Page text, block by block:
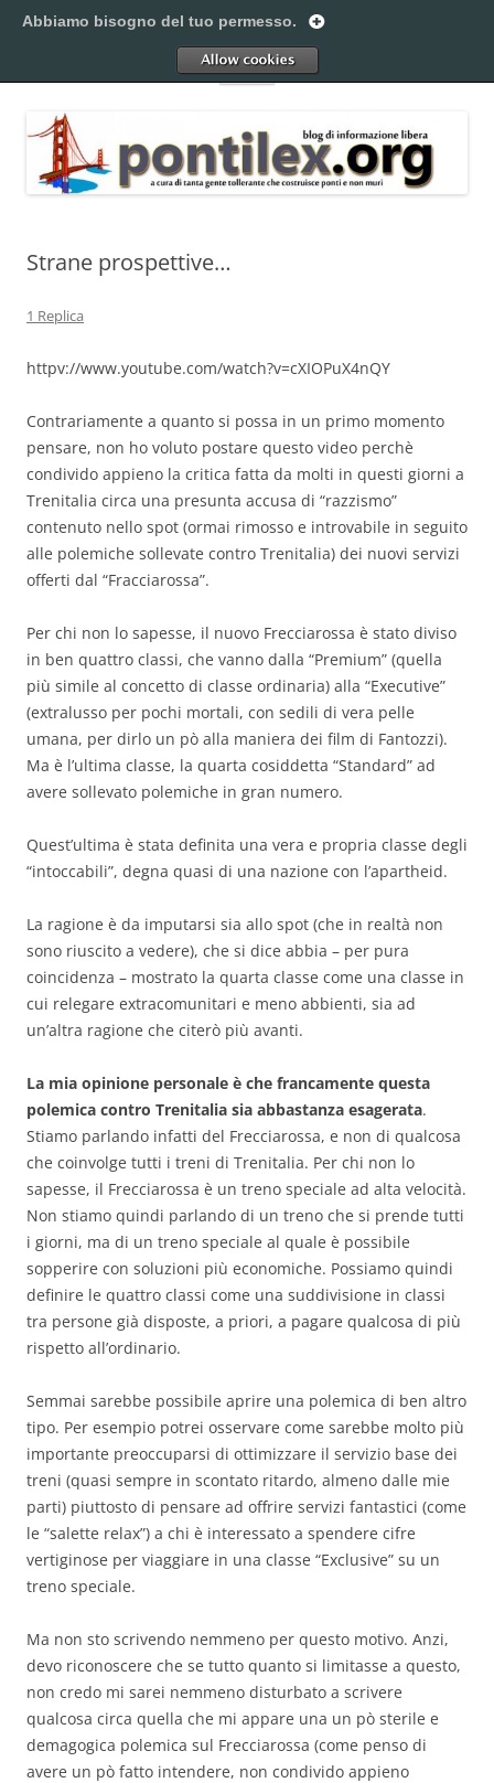
al
Pontilex
Menu
Strane prospettive…
1 Replica
httpv://www.youtube.com/watch?v=cXIOPuX4nQY
Contrariamente a quanto si possa in un primo momento
pensare, non ho voluto postare questo video perchè
condivido appieno la critica fatta da molti in questi giorni a
Trenitalia circa una presunta accusa di “razzismo”
contenuto nello spot (ormai rimosso e introvabile in seguito
alle polemiche sollevate contro Trenitalia) dei nuovi servizi
offerti dal “Fracciarossa”.
Per chi non lo sapesse, il nuovo Frecciarossa è stato diviso
in ben quattro classi, che vanno dalla “Premium” (quella
più simile al concetto di classe ordinaria) alla “Executive”
(extralusso per pochi mortali, con sedili di vera pelle
umana, per dirlo un pò alla maniera dei film di Fantozzi).
Ma è l’ultima classe, la quarta cosiddetta “Standard” ad
avere sollevato polemiche in gran numero.
Quest’ultima è stata definita una vera e propria classe degli
“intoccabili”, degna quasi di una nazione con l’apartheid.
La ragione è da imputarsi sia allo spot (che in realtà non
sono riuscito a vedere), che si dice abbia – per pura
coincidenza – mostrato la quarta classe come una classe in
cui relegare extracomunitari e meno abbienti, sia ad
un’altra ragione che citerò più avanti.
La mia opinione personale è che francamente questa
polemica contro Trenitalia sia abbastanza esagerata.
Stiamo parlando infatti del Frecciarossa, e non di qualcosa
che coinvolge tutti i treni di Trenitalia. Per chi non lo
sapesse, il Frecciarossa è un treno speciale ad alta velocità.
Non stiamo quindi parlando di un treno che si prende tutti
i giorni, ma di un treno speciale al quale è possibile
sopperire con soluzioni più economiche. Possiamo quindi
definire le quattro classi come una suddivisione in classi
tra persone già disposte, a priori, a pagare qualcosa di più
rispetto all’ordinario.
Semmai sarebbe possibile aprire una polemica di ben altro
tipo. Per esempio potrei osservare come sarebbe molto più
importante preoccuparsi di ottimizzare il servizio base dei
treni (quasi sempre in scontato ritardo, almeno dalle mie
parti) piuttosto di pensare ad offrire servizi fantastici (come
le “salette relax”) a chi è interessato a spendere cifre
vertiginose per viaggiare in una classe “Exclusive” su un
treno speciale.
Ma non sto scrivendo nemmeno per questo motivo. Anzi,
devo riconoscere che se tutto quanto si limitasse a questo,
non credo mi sarei nemmeno disturbato a scrivere
qualcosa circa quella che mi appare una un pò sterile e
demagogica polemica sul Frecciarossa (come penso di
avere un pò fatto intendere, non condivido appieno
Abbiamo bisogno del tuo permesso.